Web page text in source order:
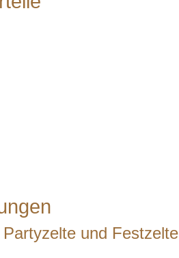
Partyzelte und Festzelte